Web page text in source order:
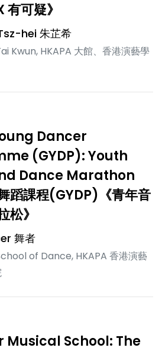
有可疑》
hei 朱芷希
Kwun, HKAPA 大館、香港演藝學
Dancer
(GYDP): Youth
Dance Marathon
蹈課程(GYDP)《青年音
松》
舞者
of Dance, HKAPA 香港演藝
Musical School: The